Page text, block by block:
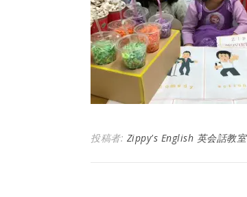
投稿者: Zippy's English 英会話教室